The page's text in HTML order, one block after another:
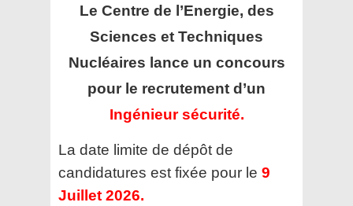
Le Centre de l’Energie, des
Sciences et Techniques
Nucléaires lance un concours
pour le recrutement d’un
Ingénieur sécurité.
La date limite de dépôt de
candidatures est fixée pour le 9
Juillet 2026.